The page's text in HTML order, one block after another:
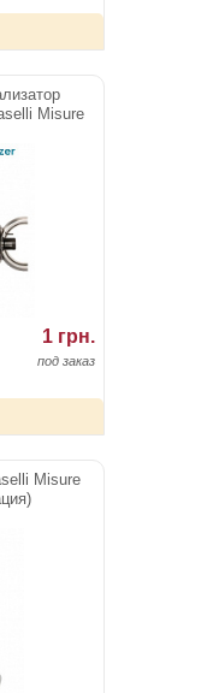
Misure
1 грн.
под заказ
Misure